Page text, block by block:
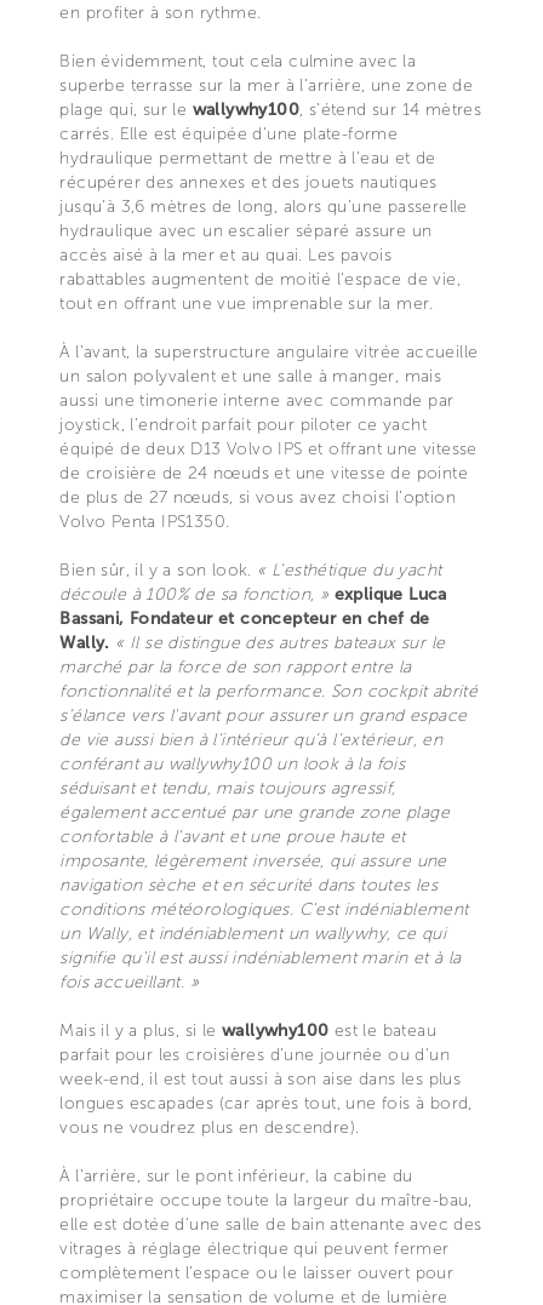
en profiter à son rythme.
Bien évidemment, tout cela culmine avec la
superbe terrasse sur la mer à l’arrière, une zone de
plage qui, sur le wallywhy100, s’étend sur 14 mètres
carrés. Elle est équipée d'une plate-forme
hydraulique permettant de mettre à l'eau et de
récupérer des annexes et des jouets nautiques
jusqu’à 3,6 mètres de long, alors qu’une passerelle
hydraulique avec un escalier séparé assure un
accès aisé à la mer et au quai. Les pavois
rabattables augmentent de moitié l'espace de vie,
tout en offrant une vue imprenable sur la mer.
À l’avant, la superstructure angulaire vitrée accueille
un salon polyvalent et une salle à manger, mais
aussi une timonerie interne avec commande par
joystick, l’endroit parfait pour piloter ce yacht
équipé de deux D13 Volvo IPS et offrant une vitesse
de croisière de 24 nœuds et une vitesse de pointe
de plus de 27 nœuds, si vous avez choisi l’option
Volvo Penta IPS1350.
Bien sûr, il y a son look. « L’esthétique du yacht
découle à 100% de sa fonction, » explique Luca
Bassani, Fondateur et concepteur en chef de
Wally. « Il se distingue des autres bateaux sur le
marché par la force de son rapport entre la
fonctionnalité et la performance. Son cockpit abrité
s’élance vers l'avant pour assurer un grand espace
de vie aussi bien à l’intérieur qu’à l’extérieur, en
conférant au wallywhy100 un look à la fois
séduisant et tendu, mais toujours agressif,
également accentué par une grande zone plage
confortable à l’avant et une proue haute et
imposante, légèrement inversée, qui assure une
navigation sèche et en sécurité dans toutes les
conditions météorologiques. C'est indéniablement
un Wally, et indéniablement un wallywhy, ce qui
signifie qu'il est aussi indéniablement marin et à la
fois accueillant. »
Mais il y a plus, si le wallywhy100 est le bateau
parfait pour les croisières d’une journée ou d’un
week-end, il est tout aussi à son aise dans les plus
longues escapades (car après tout, une fois à bord,
vous ne voudrez plus en descendre).
À l’arrière, sur le pont inférieur, la cabine du
propriétaire occupe toute la largeur du maître-bau,
elle est dotée d'une salle de bain attenante avec des
vitrages à réglage électrique qui peuvent fermer
complètement l’espace ou le laisser ouvert pour
maximiser la sensation de volume et de lumière